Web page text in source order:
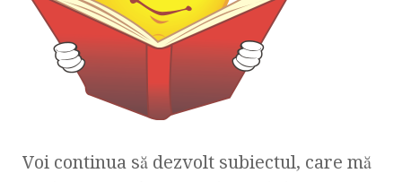
Voi continua să dezvolt subiectul, care mă